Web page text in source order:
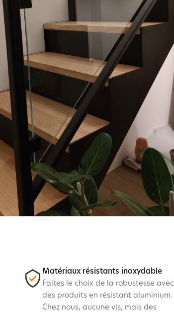
Matériaux résistants inoxydable
Faites le choix de la robustesse avec
des produits en résistant aluminium.
Chez nous, aucune vis, mais des